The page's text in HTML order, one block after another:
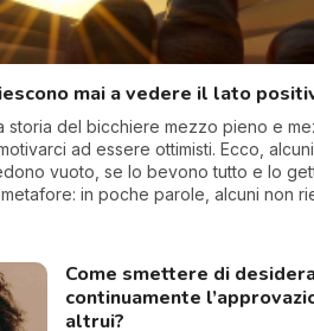
mai a vedere il lato
storia del bicchiere mezzo pieno e
ad essere ottimisti. Ecco,
vuoto, se lo bevono tutto e lo
in poche parole, alcuni non
Come smettere di
continuamente
altrui?